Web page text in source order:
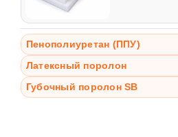
Пенополиуретан (ППУ)
Латексный поролон
Губочный поролон SB